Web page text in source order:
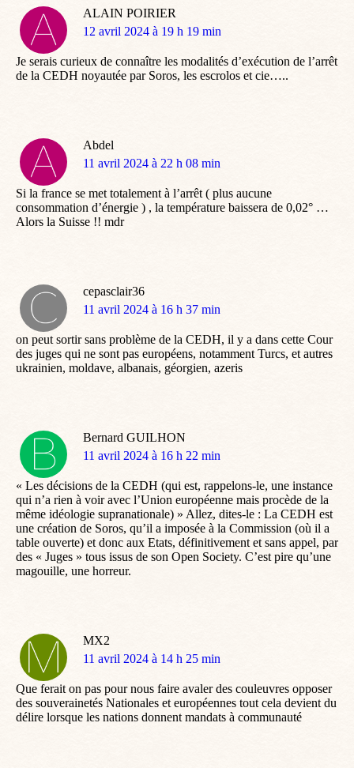
ALAIN POIRIER
dit
12 avril 2024 à 19 h 19 min
Je serais curieux de connaître les modalités d’exécution de l’arrêt
de la CEDH noyautée par Soros, les escrolos et cie…..
Abdel
dit
11 avril 2024 à 22 h 08 min
Si la france se met totalement à l’arrêt ( plus aucune
consommation d’énergie ) , la température baissera de 0,02° …
Alors la Suisse !! mdr
cepasclair36
dit
11 avril 2024 à 16 h 37 min
on peut sortir sans problème de la CEDH, il y a dans cette Cour
des juges qui ne sont pas européens, notamment Turcs, et autres
ukrainien, moldave, albanais, géorgien, azeris
Bernard GUILHON
dit
11 avril 2024 à 16 h 22 min
« Les décisions de la CEDH (qui est, rappelons-le, une instance
qui n’a rien à voir avec l’Union européenne mais procède de la
même idéologie supranationale) » Allez, dites-le : La CEDH est
une création de Soros, qu’il a imposée à la Commission (où il a
table ouverte) et donc aux Etats, définitivement et sans appel, par
des « Juges » tous issus de son Open Society. C’est pire qu’une
magouille, une horreur.
MX2
dit
11 avril 2024 à 14 h 25 min
Que ferait on pas pour nous faire avaler des couleuvres opposer
des souverainetés Nationales et européennes tout cela devient du
délire lorsque les nations donnent mandats à communauté